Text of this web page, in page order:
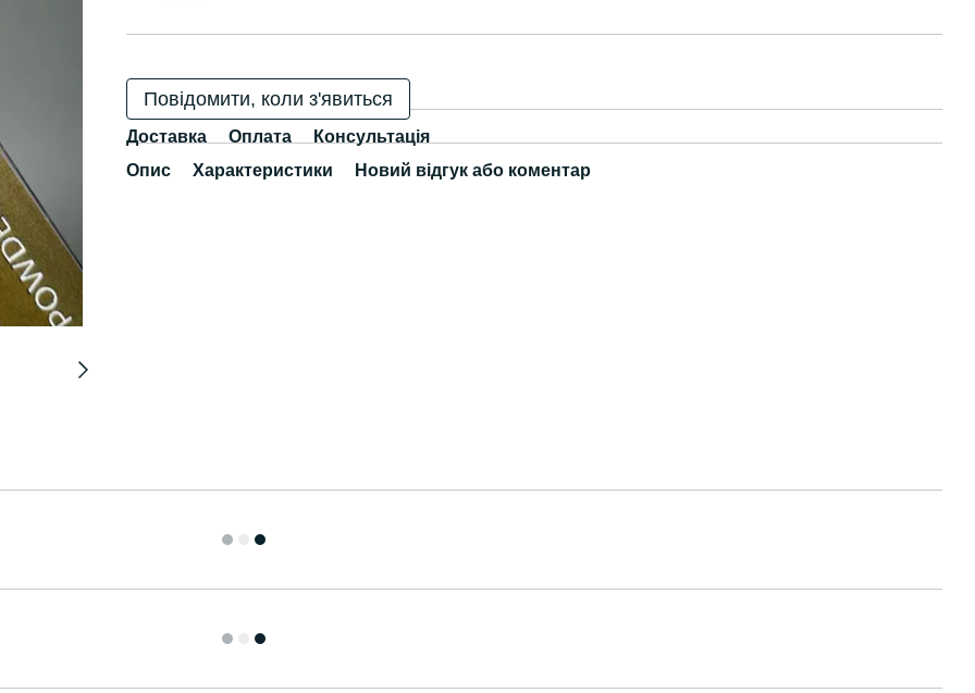
Повідомити, коли з'явиться
Доставка Оплата
Консультація
Опис
Характеристики Новий відгук або коментар